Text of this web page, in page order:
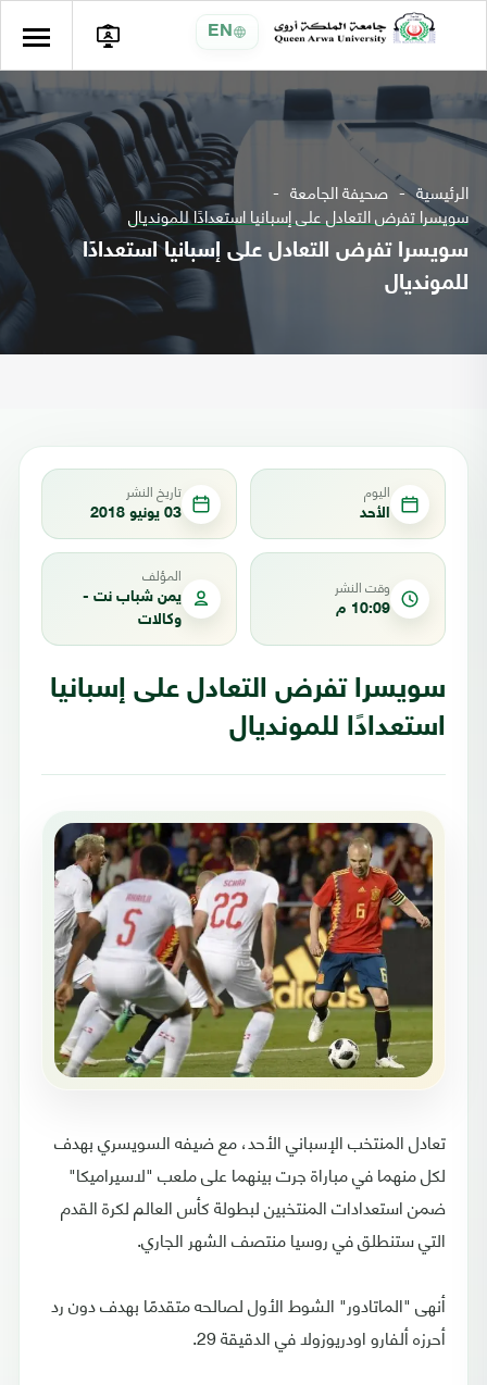
EN
الرئيسية صحيفة الجامعة
سويسرا تفرض التعادل على إسبانيا استعدادًا للمونديال
سويسرا تفرض التعادل على إسبانيا استعدادًا
للمونديال
اليوم
الأحد
تاريخ النشر
03 يونيو 2018
وقت النشر
10:09 م
المؤلف
يمن شباب نت -
وكالات
سويسرا تفرض التعادل على إسبانيا
استعدادًا للمونديال
تعادل المنتخب الإسباني الأحد، مع ضيفه السويسري بهدف
لكل منهما في مباراة جرت بينهما على ملعب "لاسيراميكا"
ضمن استعدادات المنتخبين لبطولة كأس العالم لكرة القدم
التي ستنطلق في روسيا منتصف الشهر الجاري.
أنهى "الماتادور" الشوط الأول لصالحه متقدمًا بهدف دون رد
أحرزه ألفارو اودريوزولا في الدقيقة 29.